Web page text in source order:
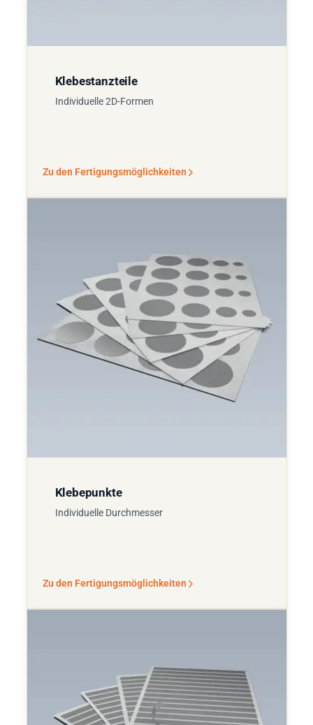
Klebestanzteile
Individuelle 2D-Formen
Zu den Fertigungsmöglichkeiten
Klebepunkte
Individuelle Durchmesser
Zu den Fertigungsmöglichkeiten